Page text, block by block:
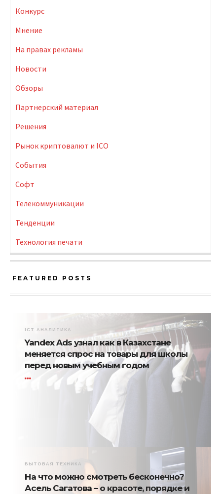
Конкурс
Мнение
На правах рекламы
Новости
Обзоры
Партнерский материал
Решения
Рынок криптовалют и ICO
События
Софт
Телекоммуникации
Тенденции
Технология печати
FEATURED POSTS
ICT АНАЛИТИКА
Yandex Ads узнал как в Казахстане
меняется спрос на товары для школы
перед новым учебным годом
БЫТОВАЯ ТЕХНИКА
На что можно смотреть бесконечно?
Асель Сагатова – о красоте, порядке и